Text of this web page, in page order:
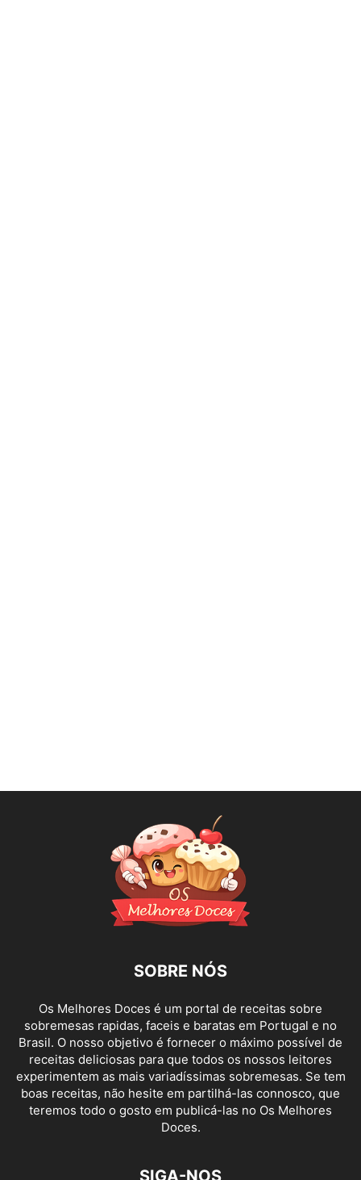
SOBRE NÓS
Os Melhores Doces é um portal de receitas sobre
sobremesas rapidas, faceis e baratas em Portugal e no
Brasil. O nosso objetivo é fornecer o máximo possível de
receitas deliciosas para que todos os nossos leitores
experimentem as mais variadíssimas sobremesas. Se tem
boas receitas, não hesite em partilhá-las connosco, que
teremos todo o gosto em publicá-las no Os Melhores
Doces.